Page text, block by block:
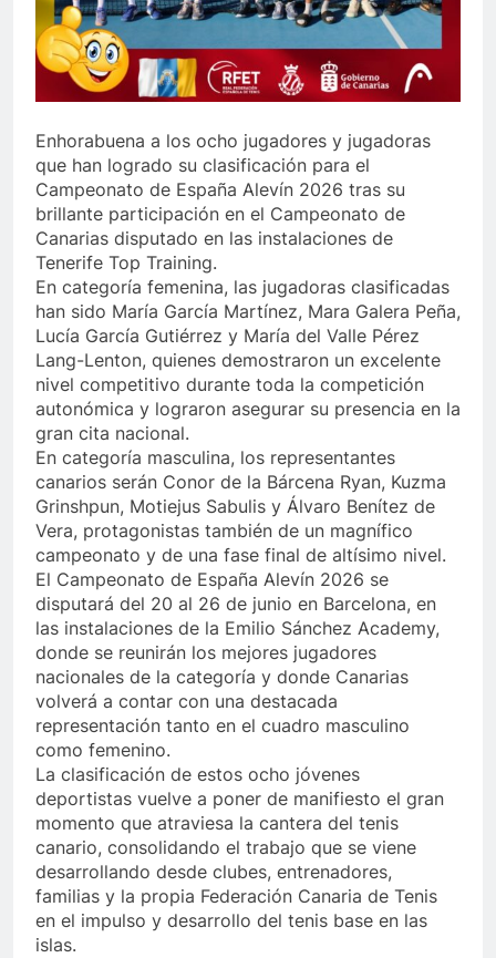
Enhorabuena a los ocho jugadores y jugadoras
que han logrado su clasificación para el
Campeonato de España Alevín 2026 tras su
brillante participación en el Campeonato de
Canarias disputado en las instalaciones de
Tenerife Top Training.
En categoría femenina, las jugadoras clasificadas
han sido María García Martínez, Mara Galera Peña,
Lucía García Gutiérrez y María del Valle Pérez
Lang-Lenton, quienes demostraron un excelente
nivel competitivo durante toda la competición
autonómica y lograron asegurar su presencia en la
gran cita nacional.
En categoría masculina, los representantes
canarios serán Conor de la Bárcena Ryan, Kuzma
Grinshpun, Motiejus Sabulis y Álvaro Benítez de
Vera, protagonistas también de un magnífico
campeonato y de una fase final de altísimo nivel.
El Campeonato de España Alevín 2026 se
disputará del 20 al 26 de junio en Barcelona, en
las instalaciones de la Emilio Sánchez Academy,
donde se reunirán los mejores jugadores
nacionales de la categoría y donde Canarias
volverá a contar con una destacada
representación tanto en el cuadro masculino
como femenino.
La clasificación de estos ocho jóvenes
deportistas vuelve a poner de manifiesto el gran
momento que atraviesa la cantera del tenis
canario, consolidando el trabajo que se viene
desarrollando desde clubes, entrenadores,
familias y la propia Federación Canaria de Tenis
en el impulso y desarrollo del tenis base en las
islas.